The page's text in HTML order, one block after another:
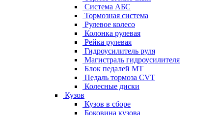
Система АБС
Тормозная система
Рулевое колесо
Колонка рулевая
Рейка рулевая
Гидроусилитель руля
Магистраль гидроусилителя
Блок педалей МТ
Педаль тормоза CVT
Колесные диски
Кузов
Кузов в сборе
Боковина кузова